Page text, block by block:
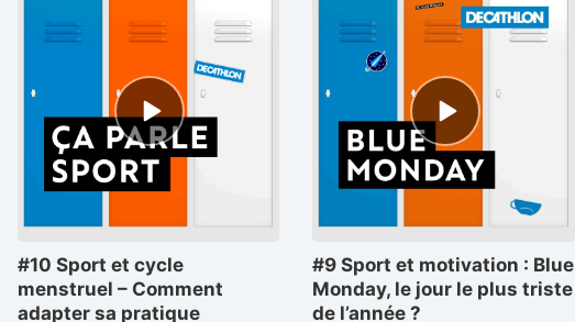
Episode
play
icon
#10 Sport et cycle
menstruel – Comment
adapter sa pratique
Episode
play
icon
#9 Sport et motivation : Blue
Monday, le jour le plus triste
de l’année ?